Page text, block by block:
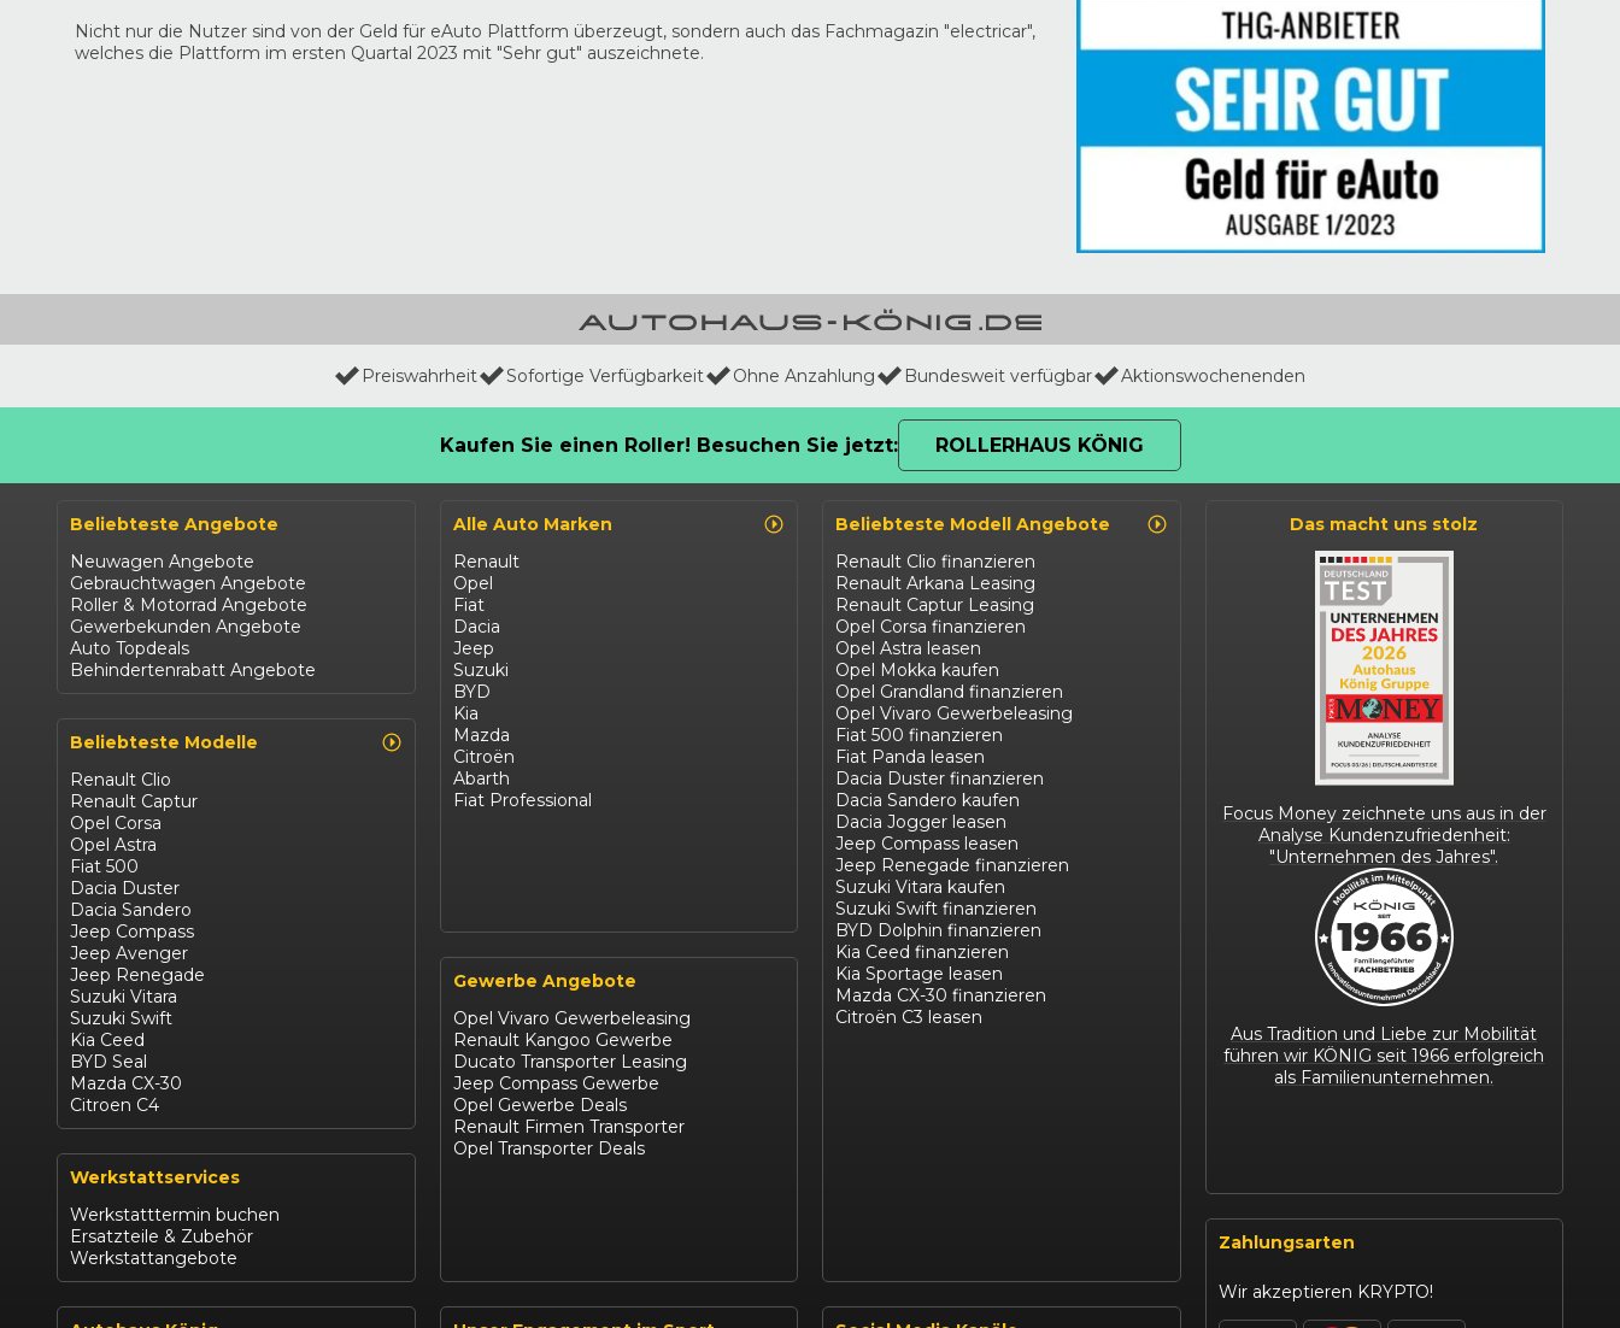
Nicht nur die Nutzer sind von der Geld für eAuto Plattform überzeugt, sondern auch das Fachmagazin "electricar",
welches die Plattform im ersten Quartal 2023 mit "Sehr gut" auszeichnete.
Preiswahrheit Sofortige Verfügbarkeit Ohne Anzahlung Bundesweit verfügbar Aktionswochenenden
Kaufen Sie einen Roller! Besuchen Sie jetzt: ROLLERHAUS KÖNIG
Beliebteste Angebote
Neuwagen Angebote
Gebrauchtwagen Angebote
Roller & Motorrad Angebote
Gewerbekunden Angebote
Auto Topdeals
Behindertenrabatt Angebote
Beliebteste Modelle
Renault Clio
Renault Captur
Opel Corsa
Opel Astra
Fiat 500
Dacia Duster
Dacia Sandero
Jeep Compass
Jeep Avenger
Jeep Renegade
Suzuki Vitara
Suzuki Swift
Kia Ceed
BYD Seal
Mazda CX-30
Citroen C4
Werkstattservices
Werkstatttermin buchen
Ersatzteile & Zubehör
Werkstattangebote
Alle Auto Marken
Renault
Opel
Fiat
Dacia
Jeep
Suzuki
BYD
Kia
Mazda
Citroën
Abarth
Fiat Professional
Gewerbe Angebote
Opel Vivaro Gewerbeleasing
Renault Kangoo Gewerbe
Ducato Transporter Leasing
Jeep Compass Gewerbe
Opel Gewerbe Deals
Renault Firmen Transporter
Opel Transporter Deals
Beliebteste Modell Angebote
Renault Clio finanzieren
Renault Arkana Leasing
Renault Captur Leasing
Opel Corsa finanzieren
Opel Astra leasen
Opel Mokka kaufen
Opel Grandland finanzieren
Opel Vivaro Gewerbeleasing
Fiat 500 finanzieren
Fiat Panda leasen
Dacia Duster finanzieren
Dacia Sandero kaufen
Dacia Jogger leasen
Jeep Compass leasen
Jeep Renegade finanzieren
Suzuki Vitara kaufen
Suzuki Swift finanzieren
BYD Dolphin finanzieren
Kia Ceed finanzieren
Kia Sportage leasen
Mazda CX-30 finanzieren
Citroën C3 leasen
Das macht uns stolz
Focus Money zeichnete uns aus in der
Analyse Kundenzufriedenheit:
"Unternehmen des Jahres".
Aus Tradition und Liebe zur Mobilität
führen wir KÖNIG seit 1966 erfolgreich
als Familienunternehmen.
Zahlungsarten
Wir akzeptieren KRYPTO!